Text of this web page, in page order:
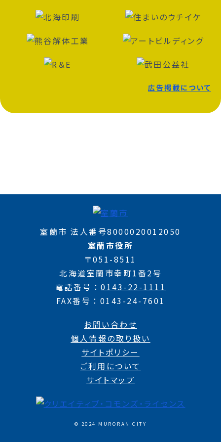
広告掲載について
室蘭市 法人番号8000020012050
室蘭市役所
〒051-8511
北海道室蘭市幸町1番2号
電話番号
0143-22-1111
FAX番号
0143-24-7601
お問い合わせ
個人情報の取り扱い
サイトポリシー
ご利用について
サイトマップ
© 2024 MURORAN CITY